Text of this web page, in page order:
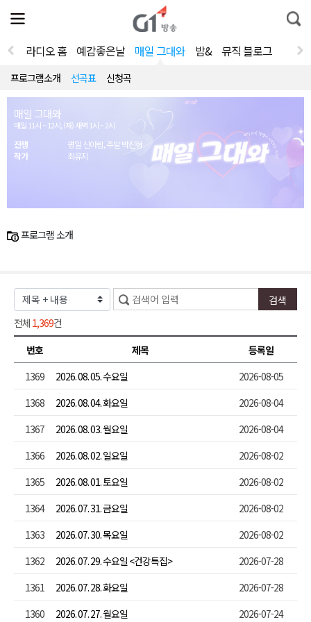
전
체
뉴
열
통
합
라디오 홈 예감좋은날 매일 그대와 밤& 뮤직 블로그
프로그램소개 선곡표 신청곡
매일 그대와
매일 11시 ~ 12시, (재) 새벽 1시 ~ 2시
진행
평일 신아림, 주말 박진형
작가
최유지
프로그램 소개
전체 1,369건
번호
제목
등록일
1369
2026. 08. 05. 수요일
2026-08-05
1368
2026. 08. 04. 화요일
2026-08-04
1367
2026. 08. 03. 월요일
2026-08-04
1366
2026. 08. 02. 일요일
2026-08-02
1365
2026. 08. 01. 토요일
2026-08-02
1364
2026. 07. 31. 금요일
2026-08-02
1363
2026. 07. 30. 목요일
2026-08-02
1362
2026. 07. 29. 수요일 <건강특집>
2026-07-28
1361
2026. 07. 28. 화요일
2026-07-28
1360
2026. 07. 27. 월요일 2026-07-24